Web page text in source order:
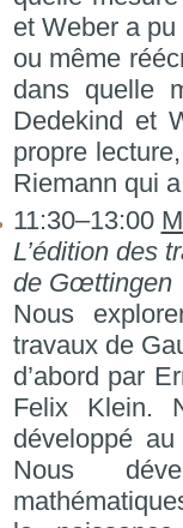
et Weber a
ou même
dans quelle
Dedekind et
propre
Riemann qui
11:30–13:00
L’édition des
de Gœttingen
Nous
travaux de
d’abord par
Felix Klein.
développé
Nous